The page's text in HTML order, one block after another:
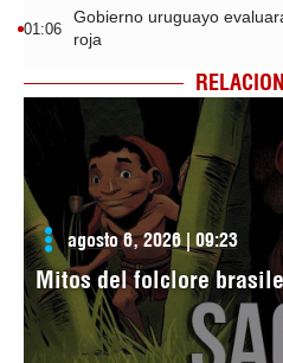
01:06
Gobierno uruguayo
roja
agosto 6, 2026 | 09:23
Mitos del folclore